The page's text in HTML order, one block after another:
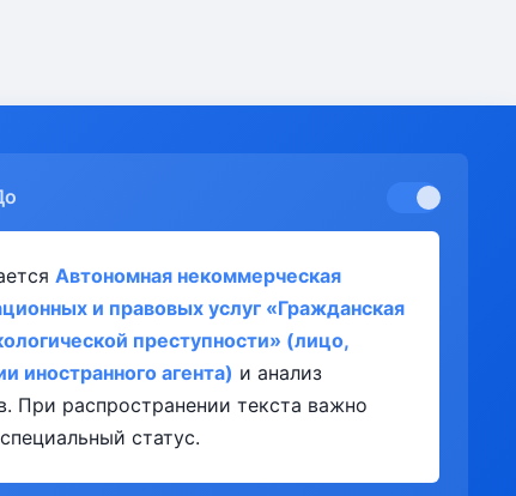
Автономная некоммерческая
и правовых услуг «Гражданская
преступности» (лицо,
иностранного агента) и анализ
При распространении текста важно
статус.